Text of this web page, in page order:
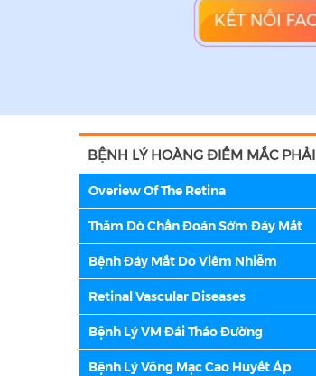
BỆNH LÝ HOÀNG ĐIỂM MẮC PHẢI
Overiew Of The Retina
Thăm Dò Chẩn Đoán Sớm Đáy Mắt
Bệnh Đáy Mắt Do Viêm Nhiễm
Retinal Vascular Diseases
Bệnh Lý VM Đái Tháo Đường
Bệnh Lý Võng Mạc Cao Huyết Áp